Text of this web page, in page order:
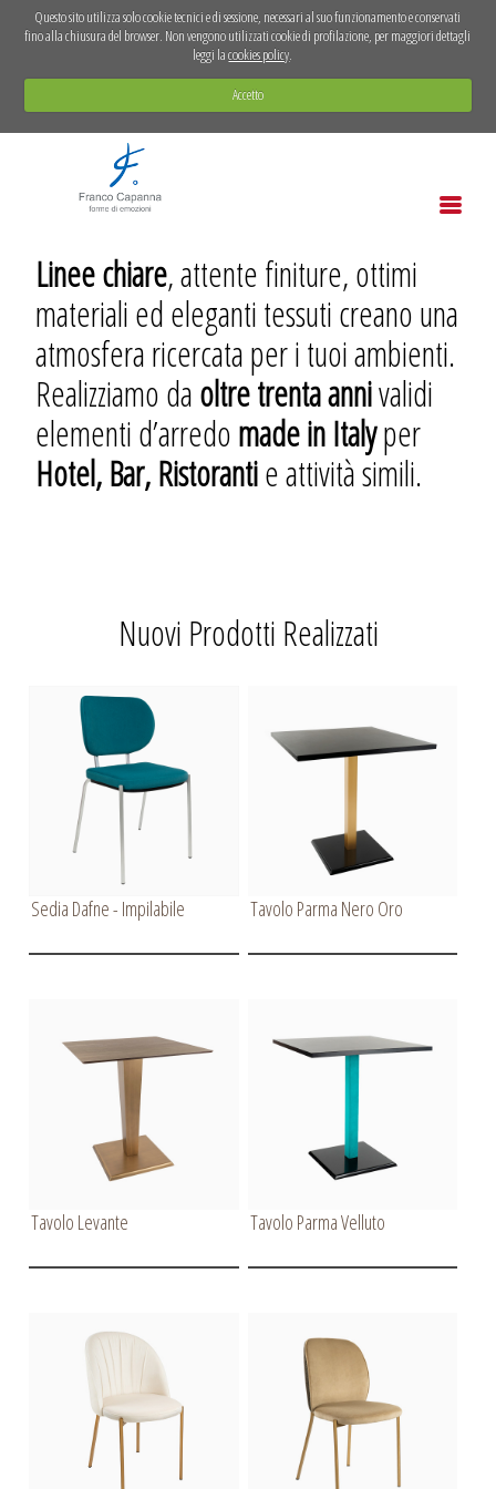
Questo sito utilizza solo cookie tecnici e di sessione, necessari al suo funzionamento e conservati
fino alla chiusura del browser. Non vengono utilizzati cookie di profilazione, per maggiori dettagli
leggi lacookies policy
Accetto
Linee chiare, attente finiture, ottimi
materiali ed eleganti tessuti creano una
atmosfera ricercata per i tuoi ambienti.
Realizziamo daoltre trenta annivalidi
elementi d’arredomade in Italyper
Hotel, Bar, Ristorantie attività simili.
Nuovi Prodotti Realizzati
Sedia Dafne - Impilabile Tavolo Parma Nero Oro
Tavolo Levante Tavolo Parma Velluto